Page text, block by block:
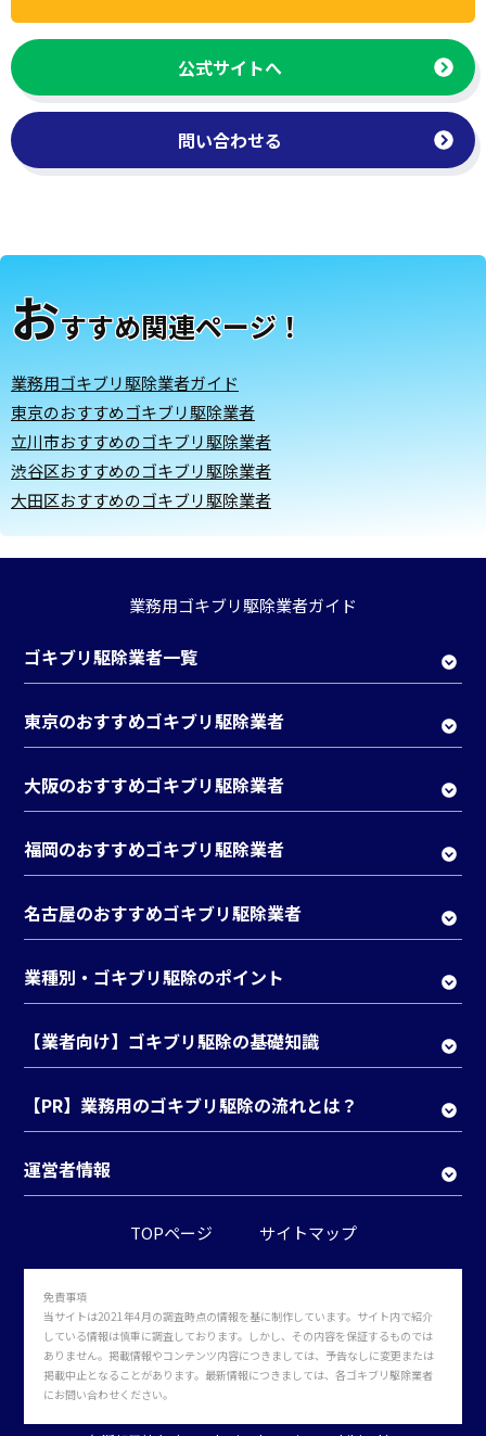
公式サイトへ
問い合わせる
おすすめ関連ページ！
業務用ゴキブリ駆除業者ガイド
東京のおすすめゴキブリ駆除業者
立川市おすすめのゴキブリ駆除業者
渋谷区おすすめのゴキブリ駆除業者
大田区おすすめのゴキブリ駆除業者
業務用ゴキブリ駆除業者ガイド
ゴキブリ駆除業者一覧
東京のおすすめゴキブリ駆除業者
大阪のおすすめゴキブリ駆除業者
福岡のおすすめゴキブリ駆除業者
名古屋のおすすめゴキブリ駆除業者
業種別・ゴキブリ駆除のポイント
【業者向け】ゴキブリ駆除の基礎知識
【PR】業務用のゴキブリ駆除の流れとは？
運営者情報
TOPページ サイトマップ
免責事項
当サイトは2021年4月の調査時点の情報を基に制作しています。サイト内で紹介
している情報は慎重に調査しております。しかし、その内容を保証するものでは
ありません。掲載情報やコンテンツ内容につきましては、予告なしに変更または
掲載中止となることがあります。最新情報につきましては、各ゴキブリ駆除業者
にお問い合わせください。